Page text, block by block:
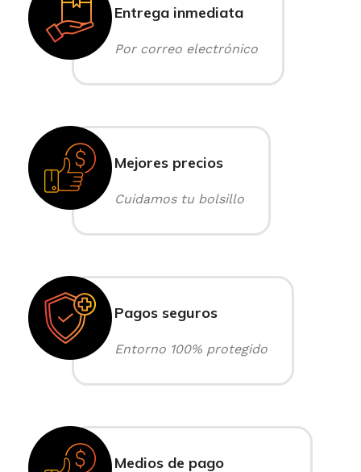
Entrega inmediata
Por correo electrónico
Mejores precios
Cuidamos tu bolsillo
Pagos seguros
Entorno 100% protegido
Medios de pago